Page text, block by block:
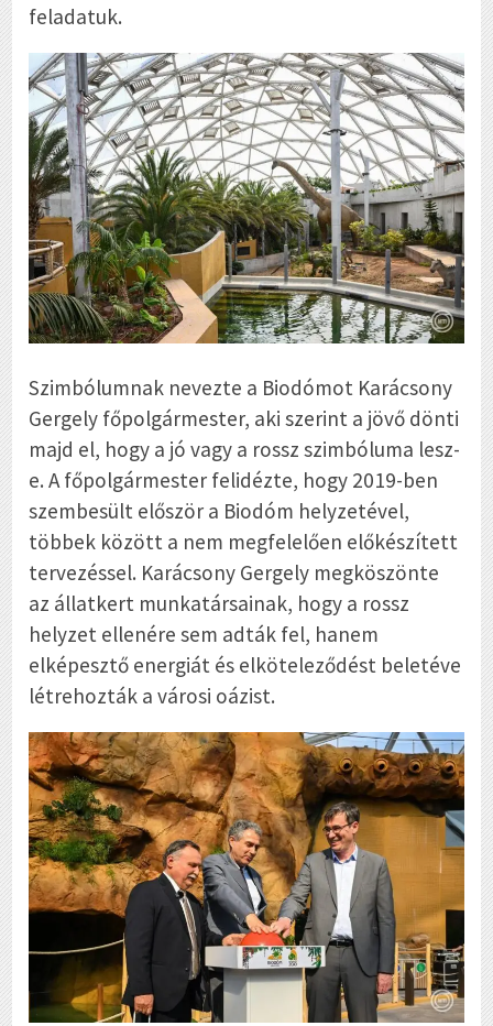
feladatuk.
Szimbólumnak nevezte a Biodómot Karácsony
Gergely főpolgármester, aki szerint a jövő dönti
majd el, hogy a jó vagy a rossz szimbóluma lesz-
e. A főpolgármester felidézte, hogy 2019-ben
szembesült először a Biodóm helyzetével,
többek között a nem megfelelően előkészített
tervezéssel. Karácsony Gergely megköszönte
az állatkert munkatársainak, hogy a rossz
helyzet ellenére sem adták fel, hanem
elképesztő energiát és elköteleződést beletéve
létrehozták a városi oázist.